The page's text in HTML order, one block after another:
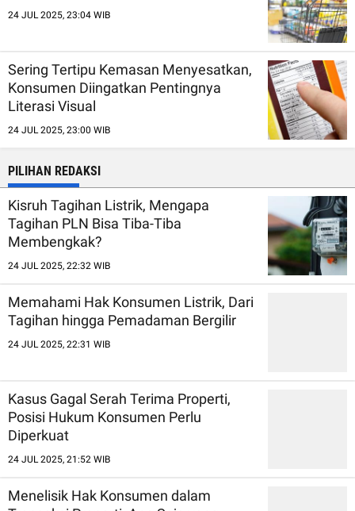
24 JUL 2025, 23:04 WIB
Sering Tertipu Kemasan Menyesatkan,
Konsumen Diingatkan Pentingnya
Literasi Visual
24 JUL 2025, 23:00 WIB
PILIHAN REDAKSI
Kisruh Tagihan Listrik, Mengapa
Tagihan PLN Bisa Tiba-Tiba
Membengkak?
24 JUL 2025, 22:32 WIB
Memahami Hak Konsumen Listrik, Dari
Tagihan hingga Pemadaman Bergilir
24 JUL 2025, 22:31 WIB
Kasus Gagal Serah Terima Properti,
Posisi Hukum Konsumen Perlu
Diperkuat
24 JUL 2025, 21:52 WIB
Menelisik Hak Konsumen dalam